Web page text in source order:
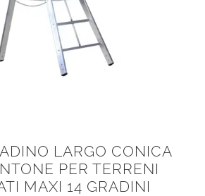
LARGO CONICA
PER TERRENI
MAXI 14 GRADINI